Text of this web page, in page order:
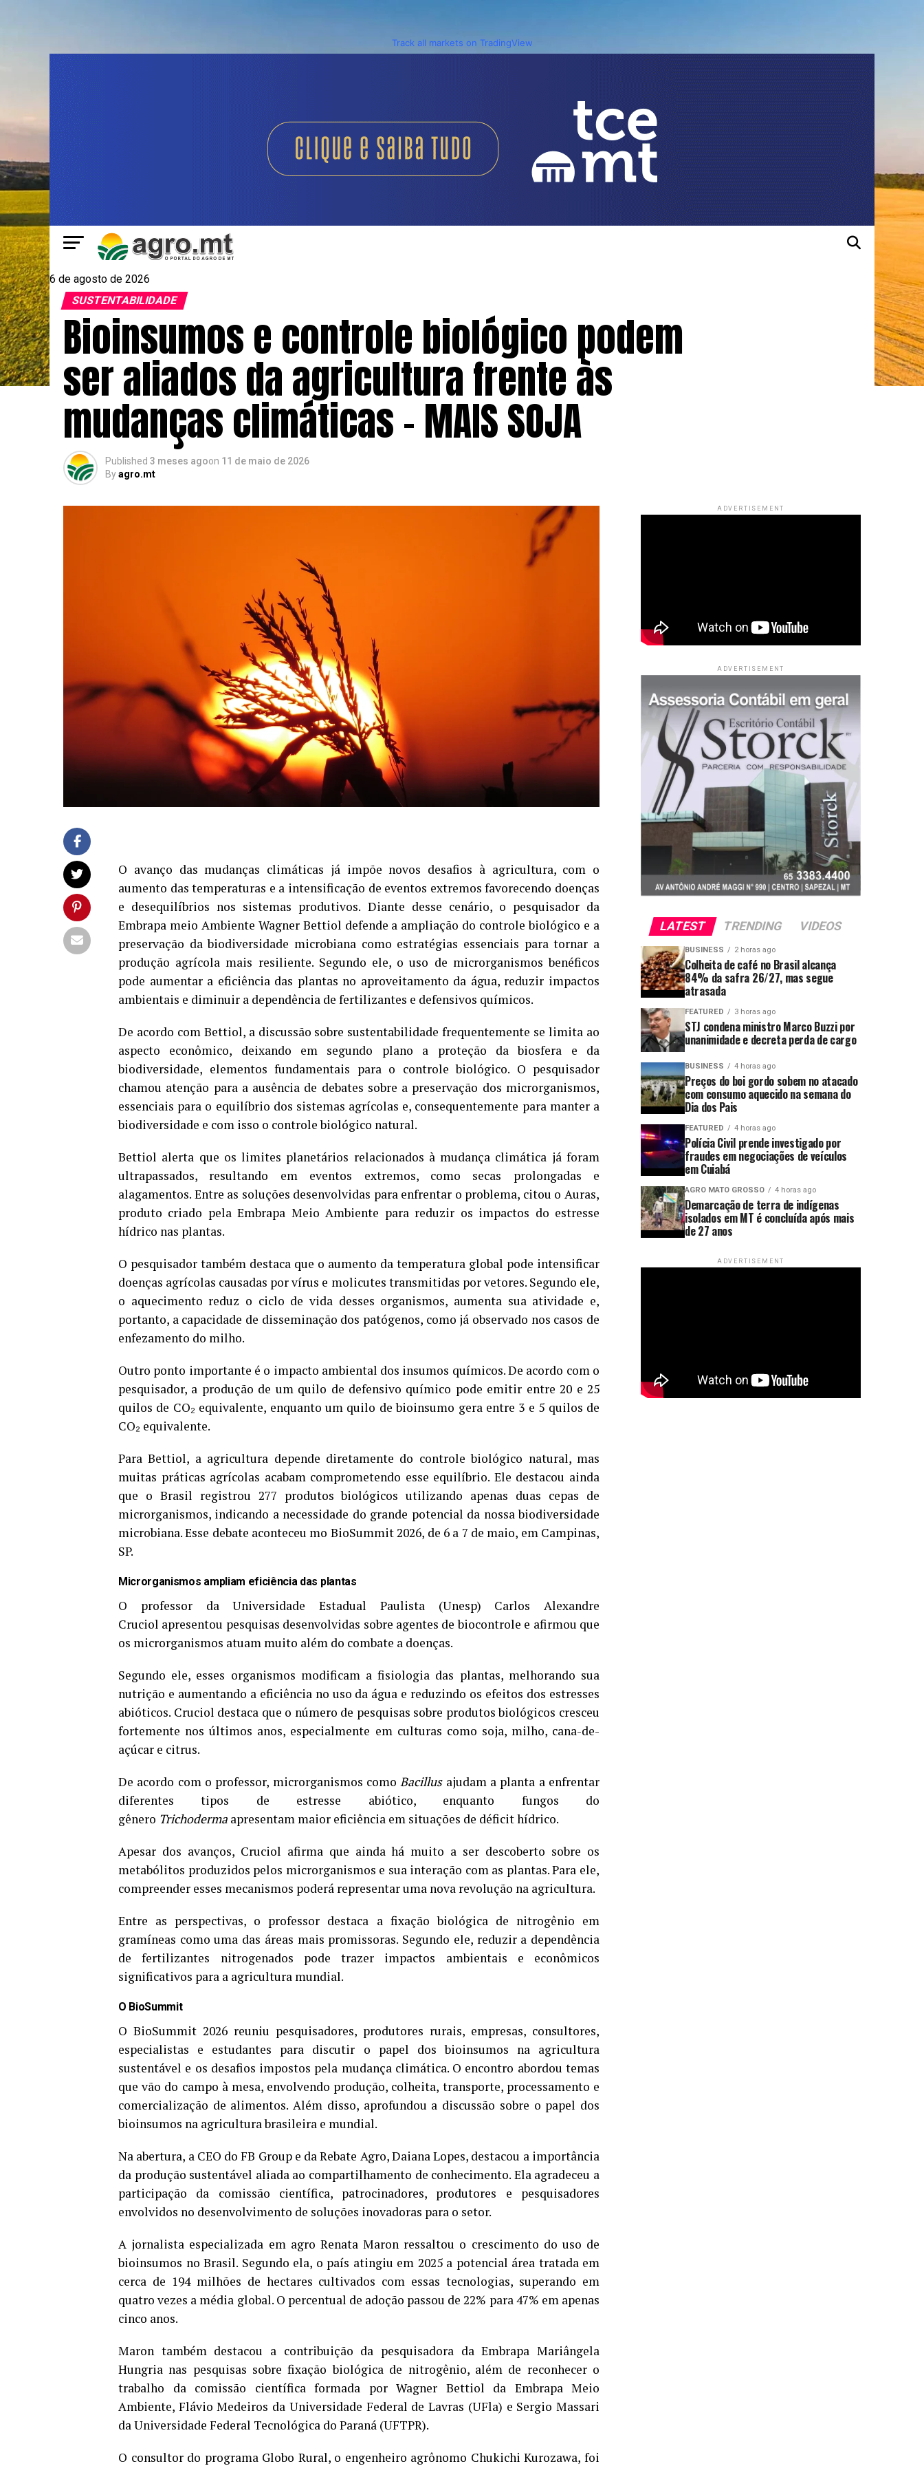
Track all markets on TradingView
6 de agosto de 2026
SUSTENTABILIDADE
Bioinsumos e controle biológico podem
ser aliados da agricultura frente às
mudanças climáticas – MAIS SOJA
Published 3 meses agoon 11 de maio de 2026
Byagro.mt
O avanço das mudanças climáticas já impõe novos desafios à agricultura, com o
aumento das temperaturas e a intensificação de eventos extremos favorecendo doenças
e desequilíbrios nos sistemas produtivos. Diante desse cenário, o pesquisador da
Embrapa meio Ambiente Wagner Bettiol defende a ampliação do controle biológico e a
preservação da biodiversidade microbiana como estratégias essenciais para tornar a
produção agrícola mais resiliente. Segundo ele, o uso de microrganismos benéficos
pode aumentar a eficiência das plantas no aproveitamento da água, reduzir impactos
ambientais e diminuir a dependência de fertilizantes e defensivos químicos.
De acordo com Bettiol, a discussão sobre sustentabilidade frequentemente se limita ao
aspecto econômico, deixando em segundo plano a proteção da biosfera e da
biodiversidade, elementos fundamentais para o controle biológico. O pesquisador
chamou atenção para a ausência de debates sobre a preservação dos microrganismos,
essenciais para o equilíbrio dos sistemas agrícolas e, consequentemente para manter a
biodiversidade e com isso o controle biológico natural.
Bettiol alerta que os limites planetários relacionados à mudança climática já foram
ultrapassados, resultando em eventos extremos, como secas prolongadas e
alagamentos. Entre as soluções desenvolvidas para enfrentar o problema, citou o Auras,
produto criado pela Embrapa Meio Ambiente para reduzir os impactos do estresse
hídrico nas plantas.
O pesquisador também destaca que o aumento da temperatura global pode intensificar
doenças agrícolas causadas por vírus e molicutes transmitidas por vetores. Segundo ele,
o aquecimento reduz o ciclo de vida desses organismos, aumenta sua atividade e,
portanto, a capacidade de disseminação dos patógenos, como já observado nos casos de
enfezamento do milho.
Outro ponto importante é o impacto ambiental dos insumos químicos. De acordo com o
pesquisador, a produção de um quilo de defensivo químico pode emitir entre 20 e 25
quilos de CO₂ equivalente, enquanto um quilo de bioinsumo gera entre 3 e 5 quilos de
CO₂ equivalente.
Para Bettiol, a agricultura depende diretamente do controle biológico natural, mas
muitas práticas agrícolas acabam comprometendo esse equilíbrio. Ele destacou ainda
que o Brasil registrou 277 produtos biológicos utilizando apenas duas cepas de
microrganismos, indicando a necessidade do grande potencial da nossa biodiversidade
microbiana. Esse debate aconteceu mo BioSummit 2026, de 6 a 7 de maio, em Campinas,
SP.
Microrganismos ampliam eficiência das plantas
O professor da Universidade Estadual Paulista (Unesp) Carlos Alexandre
Cruciol apresentou pesquisas desenvolvidas sobre agentes de biocontrole e afirmou que
os microrganismos atuam muito além do combate a doenças.
Segundo ele, esses organismos modificam a fisiologia das plantas, melhorando sua
nutrição e aumentando a eficiência no uso da água e reduzindo os efeitos dos estresses
abióticos. Cruciol destaca que o número de pesquisas sobre produtos biológicos cresceu
fortemente nos últimos anos, especialmente em culturas como soja, milho, cana-de-
açúcar e citrus.
De acordo com o professor, microrganismos comoBacillus ajudam a planta a enfrentar
diferentes tipos de estresse abiótico, enquanto fungos do
gênero Trichoderma apresentam maior eficiência em situações de déficit hídrico.
Apesar dos avanços, Cruciol afirma que ainda há muito a ser descoberto sobre os
metabólitos produzidos pelos microrganismos e sua interação com as plantas. Para ele,
compreender esses mecanismos poderá representar uma nova revolução na agricultura.
Entre as perspectivas, o professor destaca a fixação biológica de nitrogênio em
gramíneas como uma das áreas mais promissoras. Segundo ele, reduzir a dependência
de fertilizantes nitrogenados pode trazer impactos ambientais e econômicos
significativos para a agricultura mundial.
O BioSummit
O BioSummit 2026 reuniu pesquisadores, produtores rurais, empresas, consultores,
especialistas e estudantes para discutir o papel dos bioinsumos na agricultura
sustentável e os desafios impostos pela mudança climática. O encontro abordou temas
que vão do campo à mesa, envolvendo produção, colheita, transporte, processamento e
comercialização de alimentos. Além disso, aprofundou a discussão sobre o papel dos
bioinsumos na agricultura brasileira e mundial.
Na abertura, a CEO do FB Group e da Rebate Agro, Daiana Lopes, destacou a importância
da produção sustentável aliada ao compartilhamento de conhecimento. Ela agradeceu a
participação da comissão científica, patrocinadores, produtores e pesquisadores
envolvidos no desenvolvimento de soluções inovadoras para o setor.
A jornalista especializada em agro Renata Maron ressaltou o crescimento do uso de
bioinsumos no Brasil. Segundo ela, o país atingiu em 2025 a potencial área tratada em
cerca de 194 milhões de hectares cultivados com essas tecnologias, superando em
quatro vezes a média global. O percentual de adoção passou de 22% para 47% em apenas
cinco anos.
Maron também destacou a contribuição da pesquisadora da Embrapa Mariângela
Hungria nas pesquisas sobre fixação biológica de nitrogênio, além de reconhecer o
trabalho da comissão científica formada por Wagner Bettiol da Embrapa Meio
Ambiente, Flávio Medeiros da Universidade Federal de Lavras (UFla) e Sergio Massari
da Universidade Federal Tecnológica do Paraná (UFTPR).
O consultor do programa Globo Rural, o engenheiro agrônomo Chukichi Kurozawa, foi
ADVERTISEMENT
ADVERTISEMENT
LATEST TRENDING VIDEOS
BUSINESS 2 horas ago
Colheita de café no Brasil alcança
84% da safra 26/27, mas segue
atrasada
FEATURED 3 horas ago
STJ condena ministro Marco Buzzi por
unanimidade e decreta perda de cargo
BUSINESS 4 horas ago
Preços do boi gordo sobem no atacado
com consumo aquecido na semana do
Dia dos Pais
FEATURED 4 horas ago
Polícia Civil prende investigado por
fraudes em negociações de veículos
em Cuiabá
AGRO MATO GROSSO 4 horas ago
Demarcação de terra de indígenas
isolados em MT é concluída após mais
de 27 anos
ADVERTISEMENT